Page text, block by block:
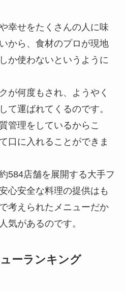
幸せをたくさんの人に味
から、食材のプロが現地
か使わないというように
が何度もされ、ようやく
て運ばれてくるのです。
管理をしているからこ
口に入れることができま
584店舗を展開する大手フ
心安全な料理の提供はも
考えられたメニューだか
気があるのです。
ーランキング